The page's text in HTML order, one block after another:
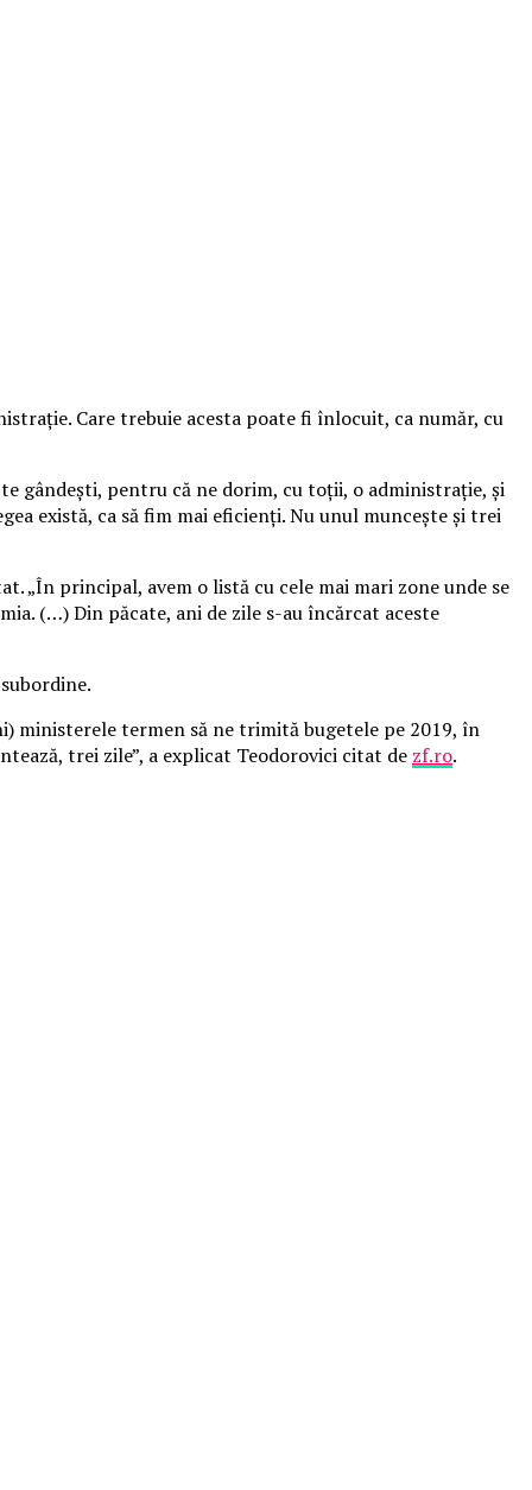
Care trebuie acesta poate fi înlocuit, ca număr, cu
te gândeşti, pentru că ne dorim, cu toţii, o administraţie, şi
există, ca să fim mai eficienţi. Nu unul munceşte şi trei
„În principal, avem o listă cu cele mai mari zone unde se
(…) Din păcate, ani de zile s-au încărcat aceste
ministerele termen să ne trimită bugetele pe 2019, în
trei zile”, a explicat Teodorovici citat de zf.ro.